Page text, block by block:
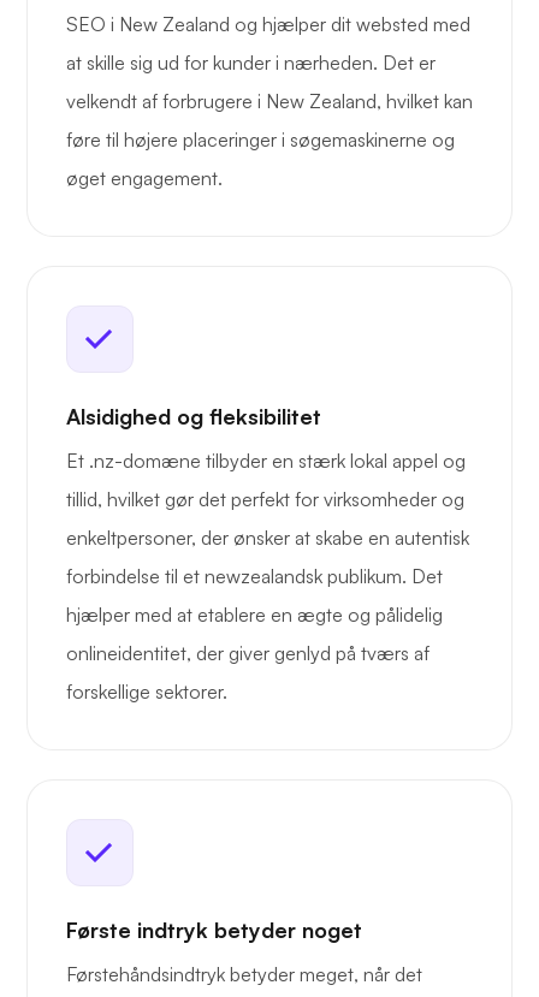
SEO i New Zealand og hjælper dit websted med
at skille sig ud for kunder i nærheden. Det er
velkendt af forbrugere i New Zealand, hvilket kan
føre til højere placeringer i søgemaskinerne og
øget engagement.
Alsidighed og fleksibilitet
Et .nz-domæne tilbyder en stærk lokal appel og
tillid, hvilket gør det perfekt for virksomheder og
enkeltpersoner, der ønsker at skabe en autentisk
forbindelse til et newzealandsk publikum. Det
hjælper med at etablere en ægte og pålidelig
onlineidentitet, der giver genlyd på tværs af
forskellige sektorer.
Første indtryk betyder noget
Førstehåndsindtryk betyder meget, når det